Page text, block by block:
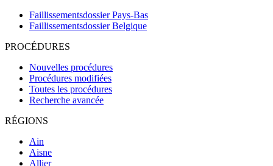
Faillissementsdossier Pays-Bas
Faillissementsdossier Belgique
PROCÉDURES
Nouvelles procédures
Procédures modifiées
Toutes les procédures
Recherche avancée
RÉGIONS
Ain
Aisne
Allier